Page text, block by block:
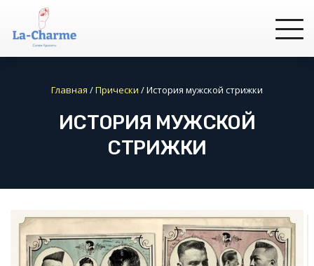
Главная /Прически /История мужской стрижки
ИСТОРИЯ МУЖСКОЙ
СТРИЖКИ